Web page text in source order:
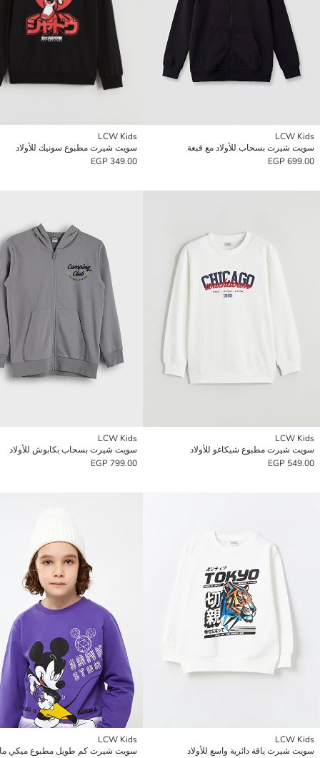
LCW Kids
سويت شيرت بسحاب للأولاد مع قبعة
699.00 EGP
LCW Kids
سويت شيرت مطبوع سونيك للأولاد
349.00 EGP
LCW Kids
سويت شيرت مطبوع شيكاغو للأولاد
549.00 EGP
LCW Kids
سويت شيرت بسحاب بكابوش للأولاد
799.00 EGP
LCW Kids
سويت شيرت ياقة دائرية واسع للأولاد
LCW Kids